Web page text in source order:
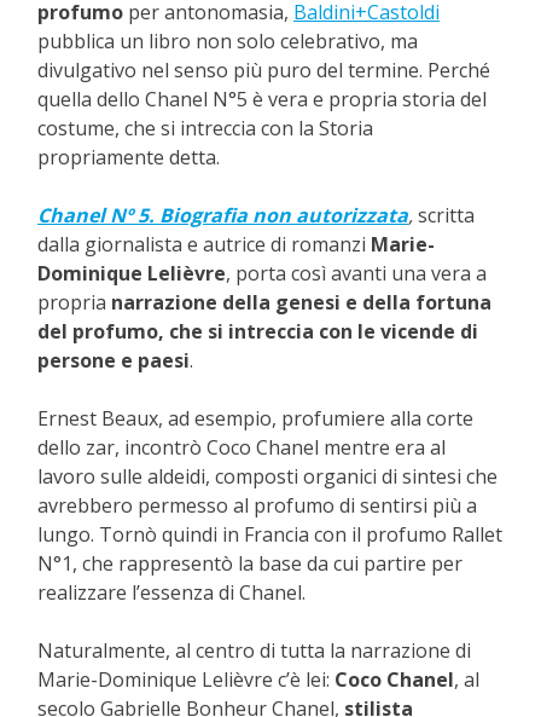
profumo per antonomasia, Baldini+Castoldi
pubblica un libro non solo celebrativo, ma
divulgativo nel senso più puro del termine. Perché
quella dello Chanel N°5 è vera e propria storia del
costume, che si intreccia con la Storia
propriamente detta.
Chanel Nº 5. Biografia non autorizzata,scritta
dalla giornalista e autrice di romanzi Marie-
Dominique Lelièvre, porta così avanti una vera a
propria narrazione della genesi e della fortuna
del profumo, che si intreccia con le vicende di
persone e paesi.
Ernest Beaux, ad esempio, profumiere alla corte
dello zar, incontrò Coco Chanel mentre era al
lavoro sulle aldeidi, composti organici di sintesi che
avrebbero permesso al profumo di sentirsi più a
lungo. Tornò quindi in Francia con il profumo Rallet
N°1, che rappresentò la base da cui partire per
realizzare l’essenza di Chanel.
Naturalmente, al centro di tutta la narrazione di
Marie-Dominique Lelièvre c’è lei: Coco Chanel, al
secolo Gabrielle Bonheur Chanel, stilista